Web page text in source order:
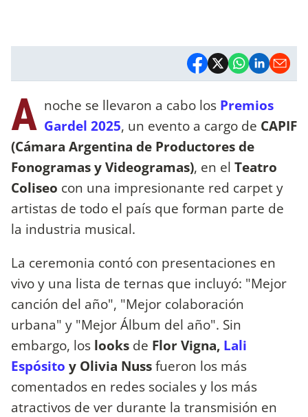
A noche se llevaron a cabo los Premios
Gardel 2025, un evento a cargo de CAPIF
(Cámara Argentina de Productores de
Fonogramas y Videogramas), en el Teatro
Coliseo con una impresionante red carpet y
artistas de todo el país que forman parte de
la industria musical.
La ceremonia contó con presentaciones en
vivo y una lista de ternas que incluyó: "Mejor
canción del año", "Mejor colaboración
urbana" y "Mejor Álbum del año". Sin
embargo, los looks de Flor Vigna, Lali
Espósito y Olivia Nussfueron los más
comentados en redes sociales y los más
atractivos de ver durante la transmisión en